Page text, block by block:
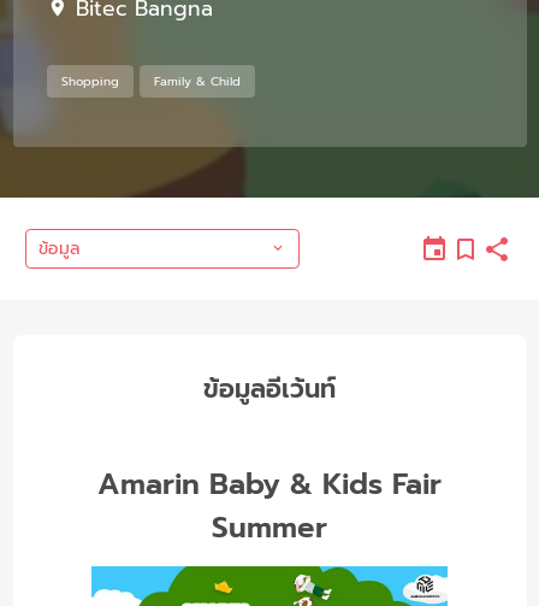
Bitec Bangna
Shopping Family & Child
ข้อมูล
ข้อมูลอีเว้นท์
Amarin Baby & Kids Fair
Summer